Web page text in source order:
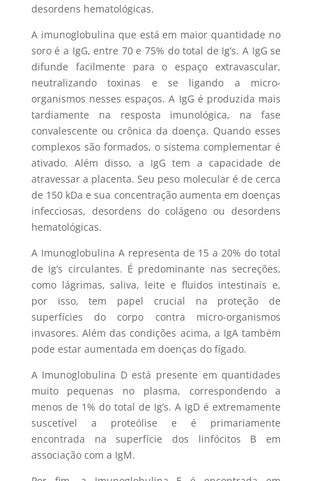
desordens hematológicas.
A imunoglobulina que está em maior quantidade no
soro é a IgG, entre 70 e 75% do total de Ig’s. A IgG se
difunde facilmente para o espaço extravascular,
neutralizando toxinas e se ligando a micro-
organismos nesses espaços. A IgG é produzida mais
tardiamente na resposta imunológica, na fase
convalescente ou crônica da doença. Quando esses
complexos são formados, o sistema complementar é
ativado. Além disso, a IgG tem a capacidade de
atravessar a placenta. Seu peso molecular é de cerca
de 150 kDa e sua concentração aumenta em doenças
infecciosas, desordens do colágeno ou desordens
hematológicas.
A Imunoglobulina A representa de 15 a 20% do total
de Ig’s circulantes. É predominante nas secreções,
como lágrimas, saliva, leite e fluidos intestinais e,
por isso, tem papel crucial na proteção de
superfícies do corpo contra micro-organismos
invasores. Além das condições acima, a IgA também
pode estar aumentada em doenças do fígado.
A Imunoglobulina D está presente em quantidades
muito pequenas no plasma, correspondendo a
menos de 1% do total de Ig’s. A IgD é extremamente
suscetível a proteólise e é primariamente
encontrada na superfície dos linfócitos B em
associação com a IgM.